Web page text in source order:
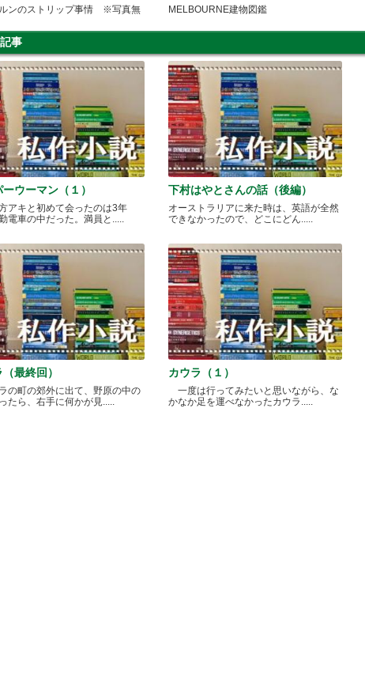
ンのストリップ事情 ※写真無
MELBOURNE建物図鑑
事
ーウーマン（１）
アキと初めて会ったのは3年
電車の中だった。満員と.....
下村はやとさんの話（後編）
オーストラリアに来た時は、英語が全然
できなかったので、どこにどん.....
最終回）
の町の郊外に出て、野原の中の
たら、右手に何かが見.....
カウラ（１）
一度は行ってみたいと思いながら、な
かなか足を運べなかったカウラ.....